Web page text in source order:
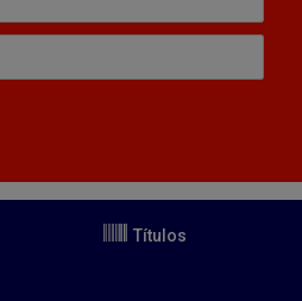
Títulos